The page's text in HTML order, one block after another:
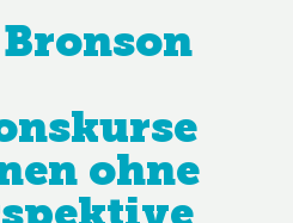
ohne